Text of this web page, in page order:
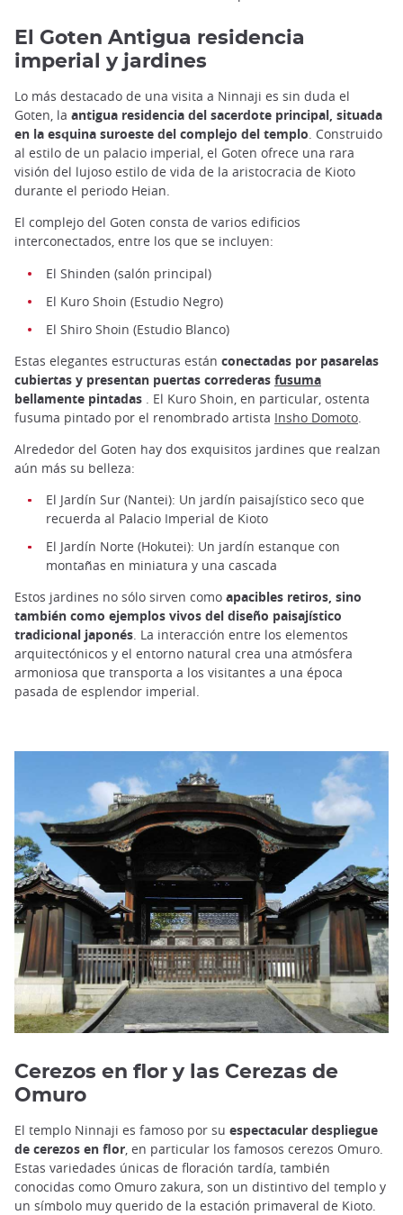
El Goten Antigua residencia
imperial y jardines
Lo más destacado de una visita a Ninnaji es sin duda el
Goten, la antigua residencia del sacerdote principal, situada
en la esquina suroeste del complejo del templo. Construido
al estilo de un palacio imperial, el Goten ofrece una rara
visión del lujoso estilo de vida de la aristocracia de Kioto
durante el periodo Heian.
El complejo del Goten consta de varios edificios
interconectados, entre los que se incluyen:
El Shinden (salón principal)
El Kuro Shoin (Estudio Negro)
El Shiro Shoin (Estudio Blanco)
Estas elegantes estructuras están conectadas por pasarelas
cubiertas y presentan puertas correderas fusuma
bellamente pintadas
. El Kuro Shoin, en particular, ostenta
fusuma pintado por el renombrado artista Insho Domoto
Alrededor del Goten hay dos exquisitos jardines que realzan
aún más su belleza:
El Jardín Sur (Nantei): Un jardín paisajístico seco que
recuerda al Palacio Imperial de Kioto
El Jardín Norte (Hokutei): Un jardín estanque con
montañas en miniatura y una cascada
Estos jardines no sólo sirven como apacibles retiros, sino
también como ejemplos vivos del diseño paisajístico
tradicional japonés. La interacción entre los elementos
arquitectónicos y el entorno natural crea una atmósfera
armoniosa que transporta a los visitantes a una época
pasada de esplendor imperial.
Cerezos en flor y las Cerezas de
Omuro
El templo Ninnaji es famoso por su espectacular despliegue
de cerezos en flor , en particular los famosos cerezos Omuro.
Estas variedades únicas de floración tardía, también
conocidas como Omuro zakura, son un distintivo del templo y
un símbolo muy querido de la estación primaveral de Kioto.